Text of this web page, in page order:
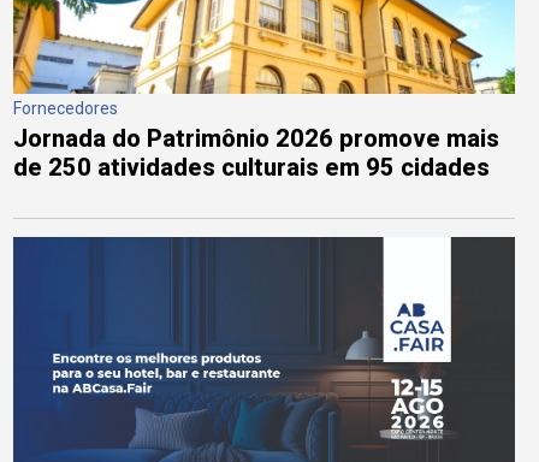
Fornecedores
Jornada do Patrimônio 2026 promove mais
de 250 atividades culturais em 95 cidades